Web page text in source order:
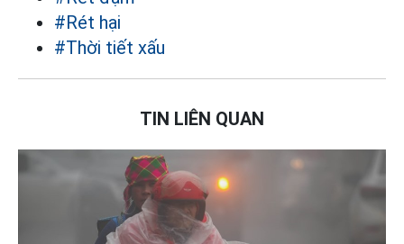
#Rét hại
#Thời tiết xấu
TIN LIÊN QUAN